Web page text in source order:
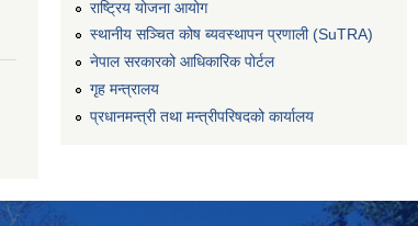
राष्ट्रिय योजना आयोग
स्थानीय सञ्चित कोष ब्यवस्थापन प्रणाली (SuTRA)
नेपाल सरकारको आधिकारिक पोर्टल
गृह मन्त्रालय
प्रधानमन्त्री तथा मन्त्रीपरिषदको कार्यालय